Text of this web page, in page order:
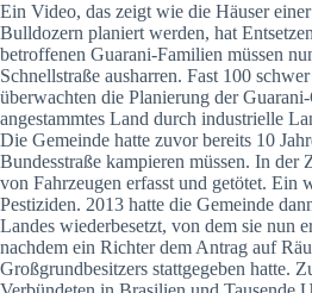
Ein Video, das zeigt wie die Häuser
Bulldozern planiert werden, hat
betroffenen Guarani-Familien müssen
Schnellstraße ausharren. Fast 100
überwachten die Planierung der
angestammtes Land durch industrielle
Die Gemeinde hatte zuvor bereits 10
Bundesstraße kampieren müssen. In der
von Fahrzeugen erfasst und getötet. Ein
Pestiziden. 2013 hatte die Gemeinde
Landes wiederbesetzt, von dem sie nun
nachdem ein Richter dem Antrag auf
Großgrundbesitzers stattgegeben hatte.